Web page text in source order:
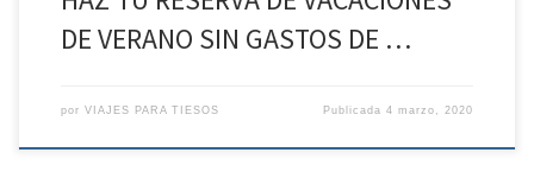
DE VERANO SIN GASTOS DE …
por VIAJES PARA TIESOS Publicada4 marzo, 2020